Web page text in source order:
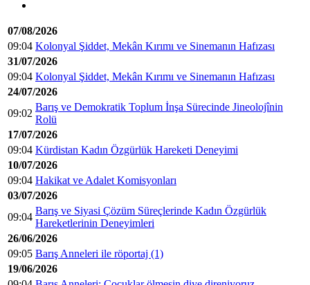
07/08/2026
09:04 Kolonyal Şiddet, Mekân Kırımı ve Sinemanın Hafızası
31/07/2026
09:04 Kolonyal Şiddet, Mekân Kırımı ve Sinemanın Hafızası
24/07/2026
09:02
Barış ve Demokratik Toplum İnşa Sürecinde Jineolojînin
Rolü
17/07/2026
09:04 Kürdistan Kadın Özgürlük Hareketi Deneyimi
10/07/2026
09:04 Hakikat ve Adalet Komisyonları
03/07/2026
09:04
Barış ve Siyasi Çözüm Süreçlerinde Kadın Özgürlük
Hareketlerinin Deneyimleri
26/06/2026
09:05 Barış Anneleri ile röportaj (1)
19/06/2026